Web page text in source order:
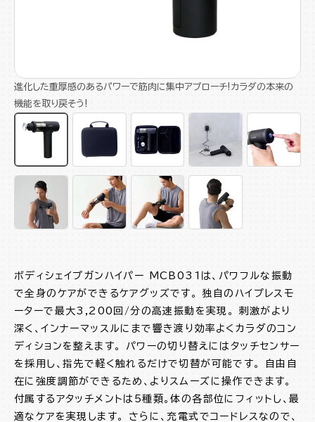
進化した重厚感のあるパワーで筋肉に集中アプローチ!カラダの本来の
機能を取り戻そう!
ボディシェイプガンハイパー MCB031は、パワフルな振動
で全身のケアができるケアグッズです。 独自のハイプレスモ
ーターで最大3,200回/分の高速振動を実現。 刺激がより
深く、インナーマッスルにまで響き渡り効率よくカラダのコン
ディションを整えます。 パワーの切り替えにはタッチセンサー
を採用し、指先で軽く触れるだけで切替が可能です。 自由自
在に強度調節ができるため、よりスムーズに操作できます。
付属するアタッチメントは5種類。体の各部位にフィットし、最
適なケアを実現します。 さらに、充電式でコードレスなので、